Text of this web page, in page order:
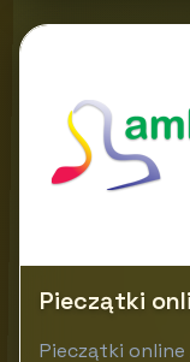
Pieczątki
Pieczątki